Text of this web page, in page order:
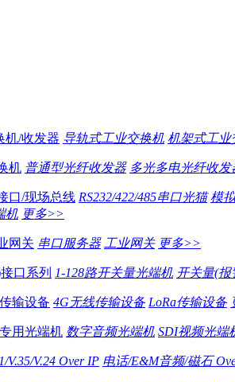
机/收发器 导轨式工业交换机 机架式工业
机 普通型光纤收发器 多光多电光纤收发
口/现场总线 RS232/422/485串口光猫 模
机 更多>>
网关 串口服务器 工业网关 更多>>
口系列 1-128路开关量光端机 开关量(
输设备 4G无线传输设备 LoRa传输设备
用光端机 数字音频光端机 SDI视频光端
V.35/V.24 Over IP 电话/E&M音频/磁石